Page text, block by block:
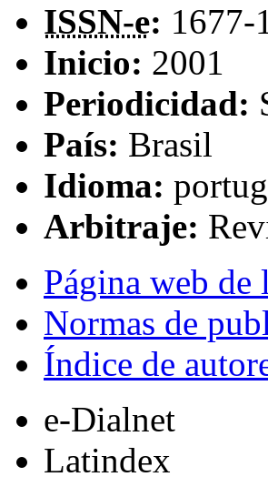
ISSN-e: 1677-
Inicio: 2001
Periodicidad:
País: Brasil
Idioma:
Arbitraje:
Página web de
Normas de
Índice de
e-Dialnet
Latindex